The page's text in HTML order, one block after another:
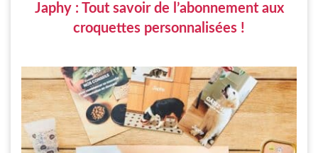
Japhy : Tout savoir de l’abonnement aux
croquettes personnalisées !